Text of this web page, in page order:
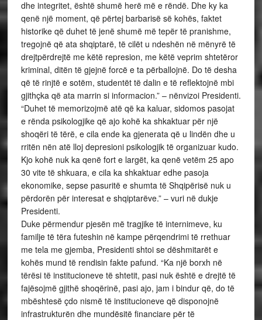
dhe integritet, është shumë herë më e rëndë. Dhe ky ka
qenë një moment, që përtej barbarisë së kohës, faktet
historike që duhet të jenë shumë më tepër të pranishme,
tregojnë që ata shqiptarë, të cilët u ndeshën në mënyrë të
drejtpërdrejtë me këtë represion, me këtë veprim shtetëror
kriminal, ditën të gjejnë forcë e ta përballojnë. Do të desha
që të rinjtë e sotëm, studentët të dalin e të reflektojnë mbi
gjithçka që ata marrin si informacion.” – nënvizoi Presidenti.
“Duhet të memorizojmë atë që ka kaluar, sidomos pasojat
e rënda psikologjike që ajo kohë ka shkaktuar për një
shoqëri të tërë, e cila ende ka gjenerata që u lindën dhe u
rritën nën atë lloj depresioni psikologjik të organizuar kudo.
Kjo kohë nuk ka qenë fort e largët, ka qenë vetëm 25 apo
30 vite të shkuara, e cila ka shkaktuar edhe pasoja
ekonomike, sepse pasuritë e shumta të Shqipërisë nuk u
përdorën për interesat e shqiptarëve.” – vuri në dukje
Presidenti.
Duke përmendur pjesën më tragjike të internimeve, ku
familje të tëra futeshin në kampe përqendrimi të rrethuar
me tela me gjemba, Presidenti shtoi se dëshmitarët e
kohës mund të rendisin fakte pafund. “Ka një borxh në
tërësi të institucioneve të shtetit, pasi nuk është e drejtë të
fajësojmë gjithë shoqërinë, pasi ajo, jam i bindur që, do të
mbështesë çdo nismë të institucioneve që disponojnë
infrastrukturën dhe mundësitë financiare për të